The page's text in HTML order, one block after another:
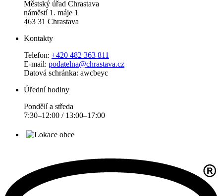
Městský úřad Chrastava
náměstí 1. máje 1
463 31 Chrastava
Kontakty
Telefon: +420 482 363 811
E-mail: podatelna@chrastava.cz
Datová schránka: awcbeyc
Úřední hodiny
Pondělí a středa
7:30–12:00 / 13:00–17:00